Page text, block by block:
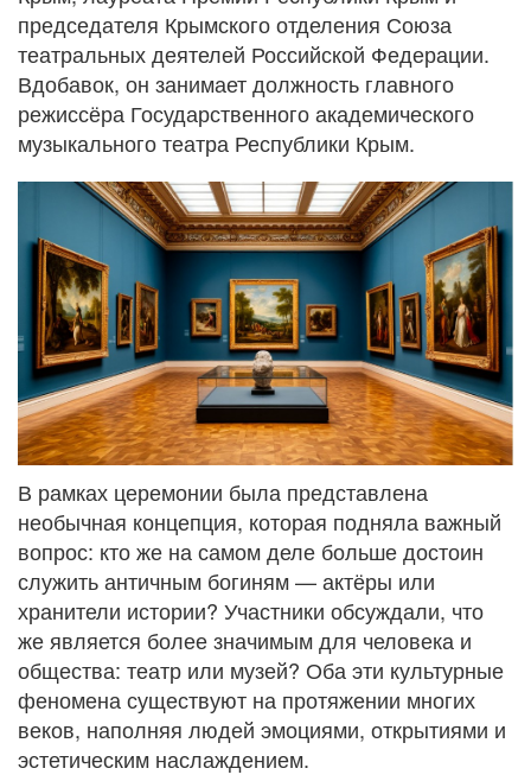
председателя Крымского отделения Союза
театральных деятелей Российской Федерации.
Вдобавок, он занимает должность главного
режиссёра Государственного академического
музыкального театра Республики Крым.
В рамках церемонии была представлена
необычная концепция, которая подняла важный
вопрос: кто же на самом деле больше достоин
служить античным богиням — актёры или
хранители истории? Участники обсуждали, что
же является более значимым для человека и
общества: театр или музей? Оба эти культурные
феномена существуют на протяжении многих
веков, наполняя людей эмоциями, открытиями и
эстетическим наслаждением.